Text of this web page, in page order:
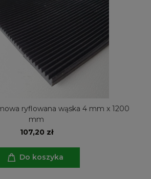
ryflowana wąska 4 mm x 1200
mm
107,20 zł
Do koszyka